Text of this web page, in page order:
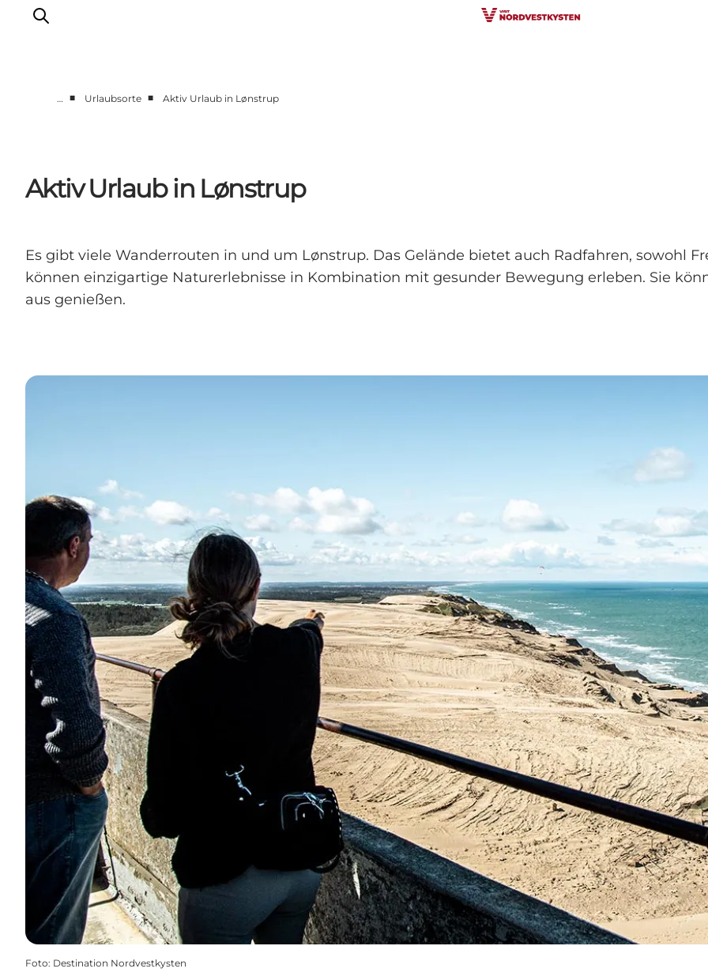
Events
Unterkunft
… ■ Urlaubsorte ■ Aktiv Urlaub in Lønstrup
Aktiv Urlaub in Lønstrup
Es gibt viele Wanderrouten in und um Lønstrup. Das Gelände bietet auch Radfahren, sowohl
können einzigartige Naturerlebnisse in Kombination mit gesunder Bewegung erleben. Sie
aus genießen.
Foto: Destination Nordvestkysten